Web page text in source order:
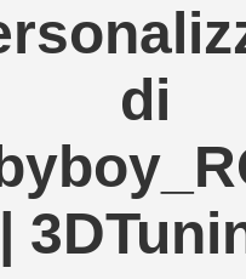
di
|